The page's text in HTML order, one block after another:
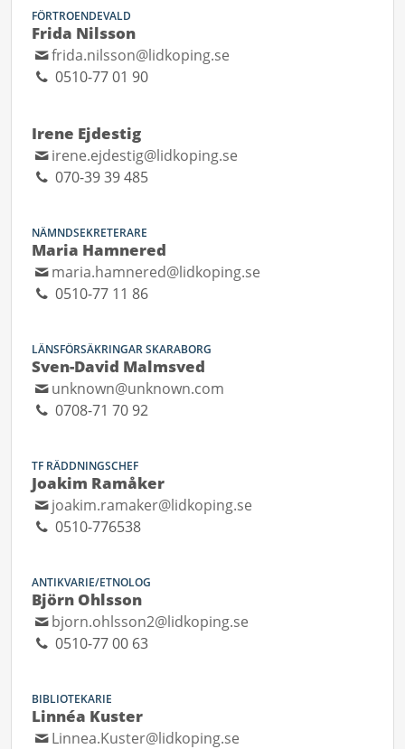
FÖRTROENDEVALD
Frida Nilsson
frida.nilsson@lidkoping.se
0510-77 01 90
Irene Ejdestig
irene.ejdestig@lidkoping.se
070-39 39 485
NÄMNDSEKRETERARE
Maria Hamnered
maria.hamnered@lidkoping.se
0510-77 11 86
LÄNSFÖRSÄKRINGAR SKARABORG
Sven-David Malmsved
unknown@unknown.com
0708-71 70 92
TF RÄDDNINGSCHEF
Joakim Ramåker
joakim.ramaker@lidkoping.se
0510-776538
ANTIKVARIE/ETNOLOG
Björn Ohlsson
bjorn.ohlsson2@lidkoping.se
0510-77 00 63
BIBLIOTEKARIE
Linnéa Kuster
Linnea.Kuster@lidkoping.se